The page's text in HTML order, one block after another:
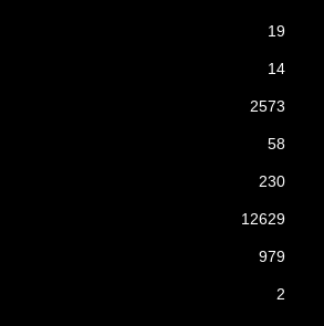
19
14
2573
58
230
12629
979
2